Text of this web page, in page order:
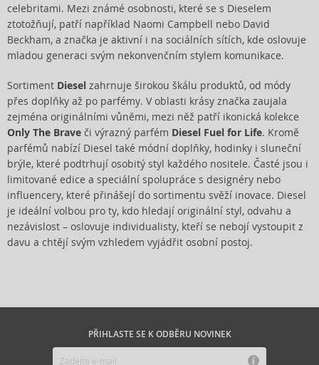
celebritami. Mezi známé osobnosti, které se s Dieselem
ztotožňují, patří například Naomi Campbell nebo David
Beckham, a značka je aktivní i na sociálních sítích, kde oslovuje
mladou generaci svým nekonvenčním stylem komunikace.
Sortiment Diesel zahrnuje širokou škálu produktů, od módy
přes doplňky až po parfémy. V oblasti krásy značka zaujala
zejména originálními vůněmi, mezi něž patří ikonická kolekce
Only The Brave či výrazný parfém Diesel Fuel for Life. Kromě
parfémů nabízí Diesel také módní doplňky, hodinky i sluneční
brýle, které podtrhují osobitý styl každého nositele. Časté jsou i
limitované edice a speciální spolupráce s designéry nebo
influencery, které přinášejí do sortimentu svěží inovace. Diesel
je ideální volbou pro ty, kdo hledají originální styl, odvahu a
nezávislost – oslovuje individualisty, kteří se nebojí vystoupit z
davu a chtějí svým vzhledem vyjádřit osobní postoj.
PŘIHLASTE SE K ODBĚRU NOVINEK